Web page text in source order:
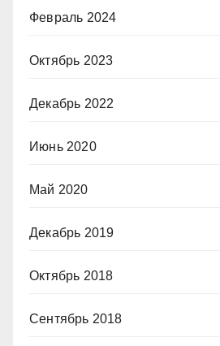
Февраль 2024
Октябрь 2023
Декабрь 2022
Июнь 2020
Май 2020
Декабрь 2019
Октябрь 2018
Сентябрь 2018